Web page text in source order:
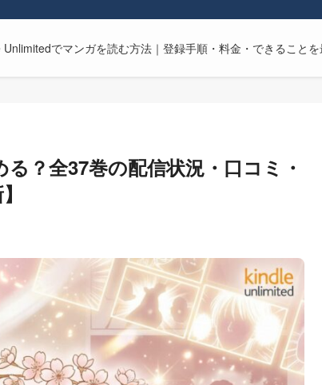
Unlimitedでマンガを読む方法｜登録手順・料金・できること
？全37巻の配信状況・口コミ・